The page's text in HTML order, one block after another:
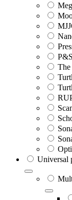
The
Universal